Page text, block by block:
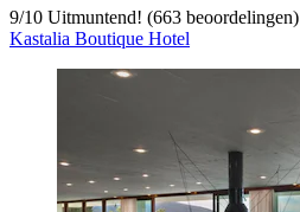
9/10 Uitmuntend! (663 beoordelingen)
Kastalia Boutique Hotel